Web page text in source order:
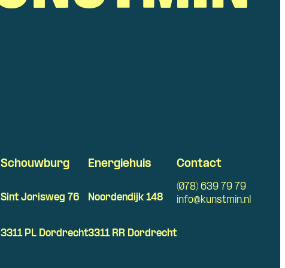
Schouwburg
Sint Jorisweg 76
3311 PL Dordrecht
Energiehuis
Noordendijk 148
3311 RR Dordrecht
Contact
(078) 639 79 79
info@kunstmin.nl